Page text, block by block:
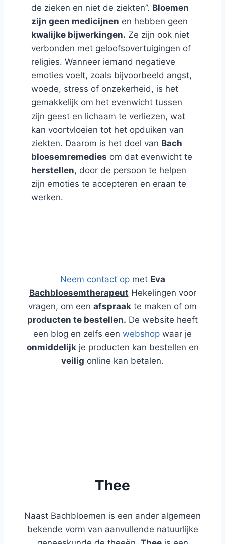
de zieken en niet de ziekten”. Bloemen
zijn geen medicijnen en hebben geen
kwalijke bijwerkingen. Ze zijn ook niet
verbonden met geloofsovertuigingen of
religies. Wanneer iemand negatieve
emoties voelt, zoals bijvoorbeeld angst,
woede, stress of onzekerheid, is het
gemakkelijk om het evenwicht tussen
zijn geest en lichaam te verliezen, wat
kan voortvloeien tot het opduiken van
ziekten. Daarom is het doel van Bach
bloesemremedies om dat evenwicht te
herstellen, door de persoon te helpen
zijn emoties te accepteren en eraan te
werken.
Neem contact opmet Eva
Bachbloesemtherapeut Hekelingen voor
vragen, om een afspraak te maken of om
producten te bestellen. De website heeft
een blog en zelfs een webshop waar je
onmiddelijkje producten kan bestellen en
veilig online kan betalen.
Thee
Naast Bachbloemen is een ander algemeen
bekende vorm van aanvullende natuurlijke